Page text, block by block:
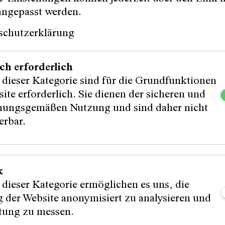
auf der Bühne und was beschäftigt über
im Mundwinkel und in bester
nicht aus.
Das Offene^Haus bringt Semmeln und
oder die liebste Marmelade.
begrenzte Plätze!
um 10:45 Uhr und starten gemeinsam um 11:00
351
von Bäckerei Felzl
werden.
erforderlich
dieser Kategorie sind für die Grundfunktionen
erforderlich. Sie dienen der sicheren und
Nutzung und sind daher nicht
dieser Kategorie ermöglichen es uns, die
der Website anonymisiert zu analysieren und
zu messen.